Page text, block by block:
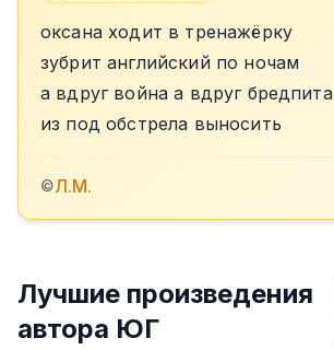
оксана ходит в тренажёрку
зубрит английский по ночам
а вдруг война а вдруг бредпита
из под обстрела выносить
©Л.М.
Лучшие произведения
автора ЮГ